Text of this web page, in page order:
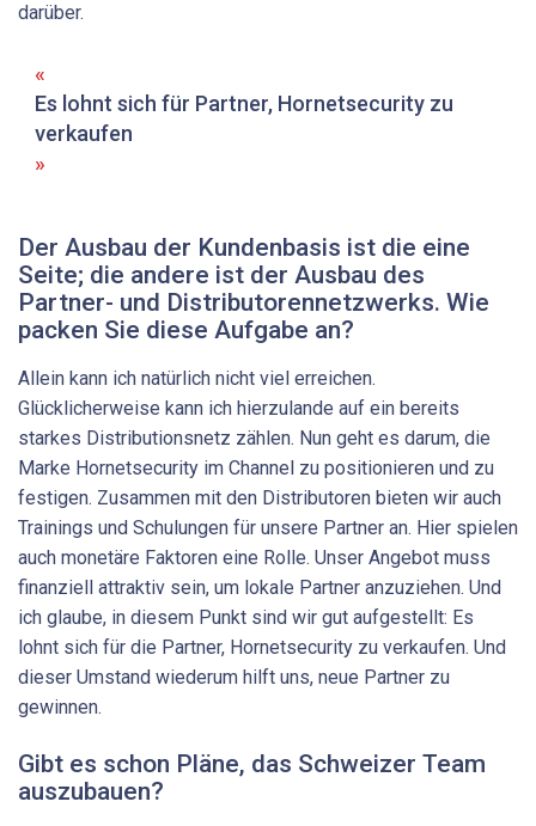
darüber.
Es lohnt sich für Partner, ­Hornetsecurity zu
verkaufen
Der Ausbau der Kundenbasis ist die eine
Seite; die andere ist der Ausbau des
Partner- und Distributorennetzwerks. Wie
packen Sie diese Aufgabe an?
Allein kann ich natürlich nicht viel erreichen.
Glücklicherweise kann ich hierzulande auf ein bereits
starkes Distributionsnetz zählen. Nun geht es darum, die
Marke Hornetsecurity im Channel zu positionieren und zu
festigen. Zusammen mit den Distributoren bieten wir auch
Trainings und Schulungen für unsere Partner an. Hier spielen
auch monetäre Faktoren eine Rolle. Unser Angebot muss
finanziell attraktiv sein, um lokale Partner anzuziehen. Und
ich glaube, in diesem Punkt sind wir gut aufgestellt: Es
lohnt sich für die Partner, Hornetsecurity zu verkaufen. Und
dieser Umstand wiederum hilft uns, neue Partner zu
gewinnen.
Gibt es schon Pläne, das Schweizer Team
auszubauen?